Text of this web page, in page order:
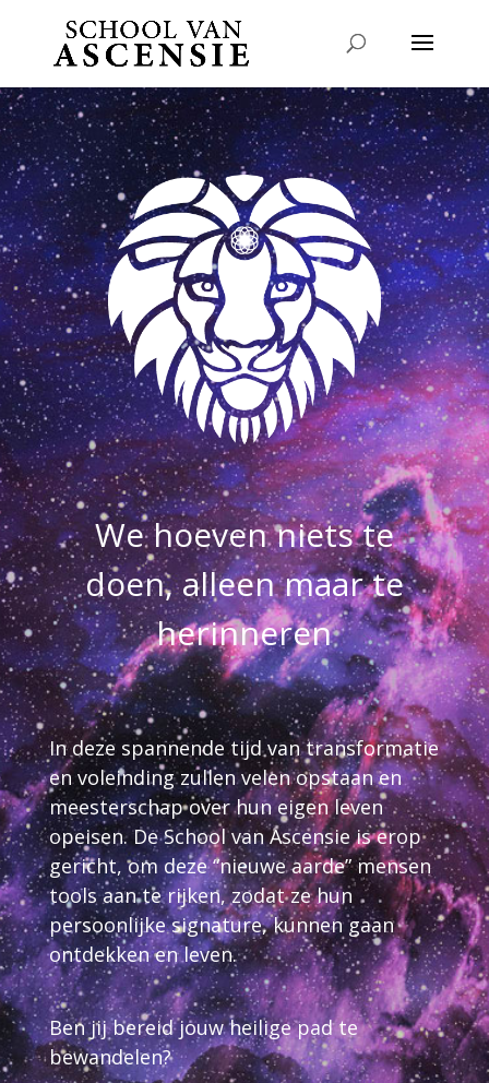
We hoeven niets te
doen, alleen maar te
herinneren
In deze spannende tijd van transformatie
en voleinding zullen velen opstaan en
meesterschap over hun eigen leven
opeisen. De School van Ascensie is erop
gericht, om deze “nieuwe aarde” mensen
tools aan te rijken, zodat ze hun
persoonlijke signature, kunnen gaan
ontdekken en leven.
Ben jij bereid jouw heilige pad te
bewandelen?